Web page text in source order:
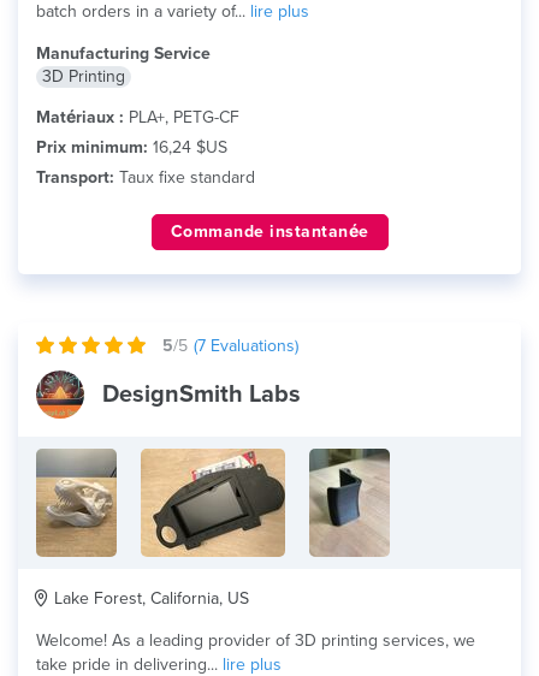
batch orders in a variety of... lire plus
Manufacturing Service
3D Printing
Matériaux : PLA+, PETG-CF
Prix minimum: 16,24 $US
Transport: Taux fixe standard
Commande instantanée
5/5 (7 Evaluations)
DesignSmith Labs
Lake Forest, California, US
Welcome! As a leading provider of 3D printing services, we
take pride in delivering... lire plus